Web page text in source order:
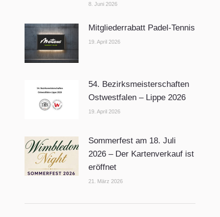
8. Juni 2026
Mitgliederrabatt Padel-Tennis
19. April 2026
54. Bezirksmeisterschaften
Ostwestfalen – Lippe 2026
19. April 2026
Sommerfest am 18. Juli
2026 – Der Kartenverkauf ist
eröffnet
21. März 2026